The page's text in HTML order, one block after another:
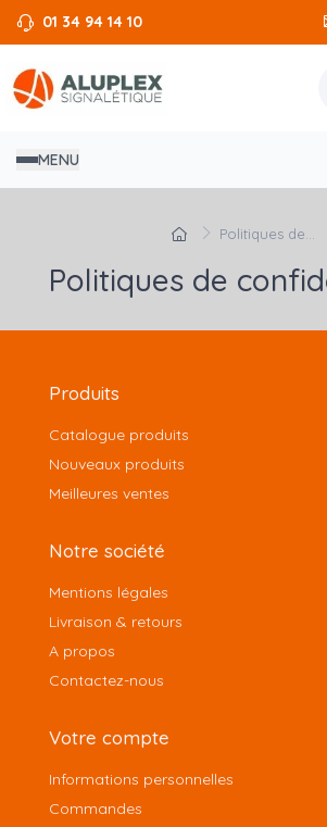
01 34 94 14 10
MENU
Politiques de...
Politiques de
Produits
Catalogue produits
Nouveaux produits
Meilleures ventes
Notre société
Mentions légales
Livraison & retours
A propos
Contactez-nous
Votre compte
Informations personnelles
Commandes